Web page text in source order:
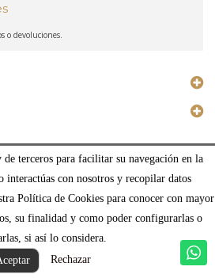
terceros para facilitar su navegación en la
interactúas con nosotros y recopilar datos
Política de Cookies para conocer con mayor
su finalidad y como poder configurarlas o
si así lo considera.
Rechazar
o devoluciones.
Calle Madrid 2, Humera, 28223, Pozuelo de Alarcón,
Madrid